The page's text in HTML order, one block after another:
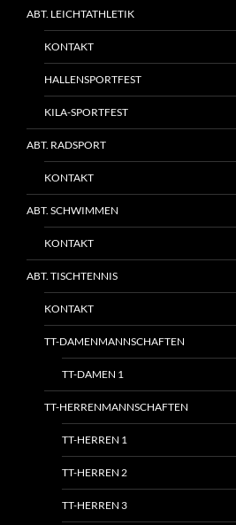
ABT. LEICHTATHLETIK
KONTAKT
HALLENSPORTFEST
KILA-SPORTFEST
ABT. RADSPORT
KONTAKT
ABT. SCHWIMMEN
KONTAKT
ABT. TISCHTENNIS
KONTAKT
TT-DAMENMANNSCHAFTEN
TT-DAMEN 1
TT-HERRENMANNSCHAFTEN
TT-HERREN 1
TT-HERREN 2
TT-HERREN 3